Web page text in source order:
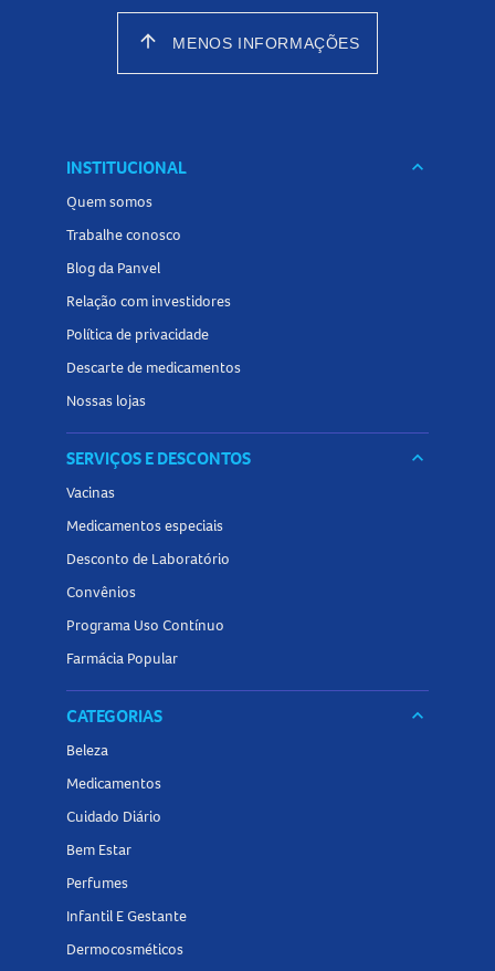
arrow_upward MENOS INFORMAÇÕES
INSTITUCIONAL keyboard_arrow_down
Quem somos
Trabalhe conosco
Blog da Panvel
Relação com investidores
Política de privacidade
Descarte de medicamentos
Nossas lojas
SERVIÇOS E DESCONTOS keyboard_arrow_down
Vacinas
Medicamentos especiais
Desconto de Laboratório
Convênios
Programa Uso Contínuo
Farmácia Popular
CATEGORIAS keyboard_arrow_down
Beleza
Medicamentos
Cuidado Diário
Bem Estar
Perfumes
Infantil E Gestante
Dermocosméticos